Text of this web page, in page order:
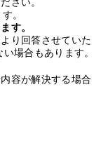
。
す。
り回答させていた
場合もあります。
容が解決する場合